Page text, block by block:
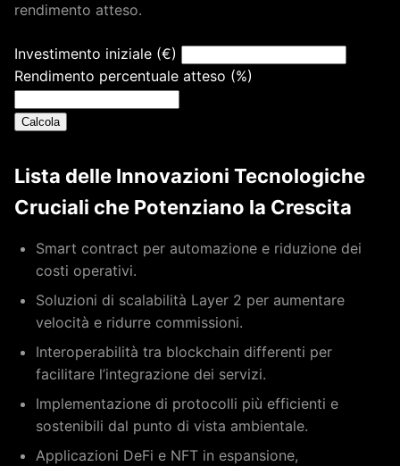
rendimento atteso.
Investimento iniziale (€)
Inserire l’importo iniziale in euro.
Rendimento percentuale atteso (%)
Inserire il rendimento atteso in percentuale.
Calcola
Lista delle Innovazioni Tecnologiche
Cruciali che Potenziano la Crescita
Smart contract per automazione e riduzione dei
costi operativi.
Soluzioni di scalabilità Layer 2 per aumentare
velocità e ridurre commissioni.
Interoperabilità tra blockchain differenti per
facilitare l’integrazione dei servizi.
Implementazione di protocolli più efficienti e
sostenibili dal punto di vista ambientale.
Applicazioni DeFi e NFT in espansione,